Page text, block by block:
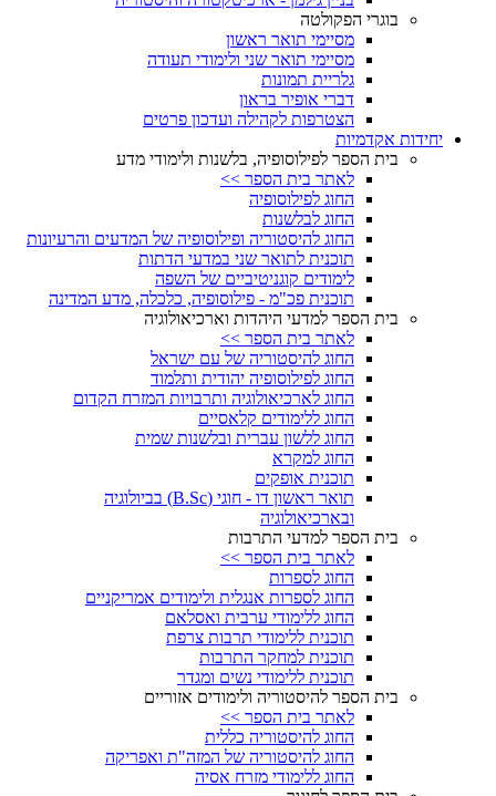
בוגרי הפקולטה
מסיימי תואר ראשון
מסיימי תואר שני ולימודי תעודה
גלריית תמונות
דברי אופיר בראון
הצטרפות לקהילה ועדכון פרטים
יחידות אקדמיות
בית הספר לפילוסופיה, בלשנות ולימודי מדע
לאתר בית הספר >>
החוג לפילוסופיה
החוג לבלשנות
החוג להיסטוריה ופילוסופיה של המדעים והרעיונות
תוכנית לתואר שני במדעי הדתות
לימודים קוגניטיביים של השפה
תוכנית פכ"מ - פילוסופיה, כלכלה, מדע המדינה
בית הספר למדעי היהדות וארכיאולוגיה
לאתר בית הספר >>
החוג להיסטוריה של עם ישראל
החוג לפילוסופיה יהודית ותלמוד
החוג לארכיאולוגיה ותרבויות המזרח הקדום
החוג ללימודים קלאסיים
החוג ללשון עברית ובלשנות שמית
החוג למקרא
תוכנית אופקים
תואר ראשון דו - חוגי (B.Sc) בביולוגיה
ובארכיאולוגיה
בית הספר למדעי התרבות
לאתר בית הספר >>
החוג לספרות
החוג לספרות אנגלית ולימודים אמריקניים
החוג ללימודי ערבית ואסלאם
תוכנית ללימודי תרבות צרפת
תוכנית למחקר התרבות
תוכנית ללימודי נשים ומגדר
בית הספר להיסטוריה ולימודים אזוריים
לאתר בית הספר >>
החוג להיסטוריה כללית
החוג להיסטוריה של המזה"ת ואפריקה
החוג ללימודי מזרח אסיה